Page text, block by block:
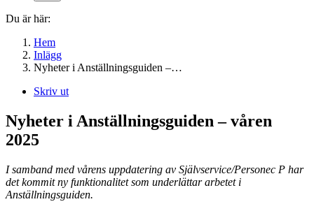
Du är här:
Hem
Inlägg
Nyheter i Anställningsguiden –…
Skriv ut
Nyheter i Anställningsguiden – våren
2025
I samband med vårens uppdatering av Självservice/Personec P har
det kommit ny funktionalitet som underlättar arbetet i
Anställningsguiden.